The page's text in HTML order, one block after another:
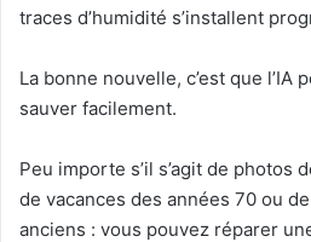
traces d’humidité s’installent
La bonne nouvelle, c’est que l’IA
sauver facilement.
Peu importe s’il s’agit de photos
de vacances des années 70 ou
anciens : vous pouvez réparer